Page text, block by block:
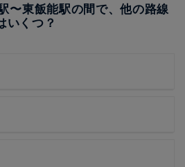
〜東飯能駅の間で、他の路線
いくつ？